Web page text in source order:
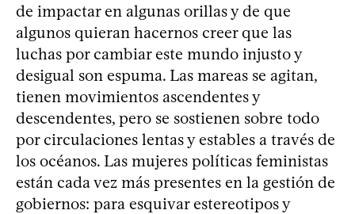
de impactar en algunas orillas y de que
algunos quieran hacernos creer que las
luchas por cambiar este mundo injusto y
desigual son espuma. Las mareas se agitan,
tienen movimientos ascendentes y
descendentes, pero se sostienen sobre todo
por circulaciones lentas y estables a través de
los océanos. Las mujeres políticas feministas
están cada vez más presentes en la gestión de
gobiernos: para esquivar estereotipos y